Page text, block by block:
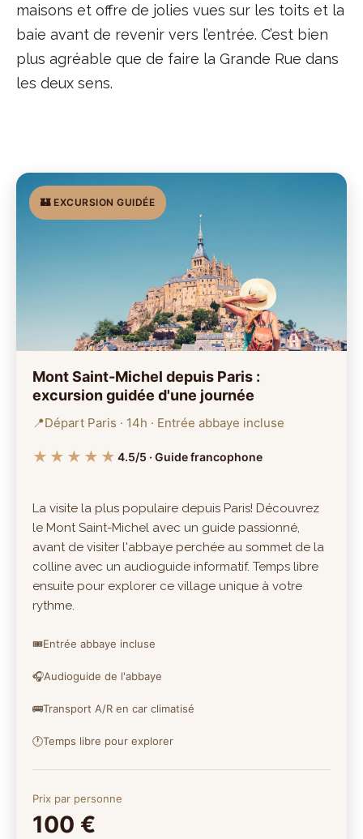
maisons et offre de jolies vues sur les toits et la
baie avant de revenir vers l’entrée. C’est bien
plus agréable que de faire la Grande Rue dans
les deux sens.
🏰 EXCURSION GUIDÉE
Mont Saint-Michel depuis Paris :
excursion guidée d'une journée
📍Départ Paris · 14h · Entrée abbaye incluse
★★★★★ 4.5/5 · Guide francophone
La visite la plus populaire depuis Paris! Découvrez
le Mont Saint-Michel avec un guide passionné,
avant de visiter l'abbaye perchée au sommet de la
colline avec un audioguide informatif. Temps libre
ensuite pour explorer ce village unique à votre
rythme.
🎟️Entrée abbaye incluse
🎧Audioguide de l'abbaye
🚌Transport A/R en car climatisé
🕐Temps libre pour explorer
Prix par personne
100 €